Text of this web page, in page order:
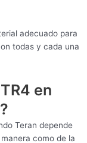
adecuado para
todas y cada una
en
Teran depende
como de la